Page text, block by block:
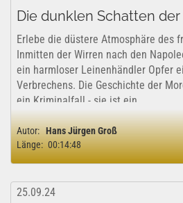
Die dunklen Schatten
Erlebe die düstere Atmosphäre des
Inmitten der Wirren nach den
ein harmloser Leinenhändler Opfer
Verbrechens. Die Geschichte der
ein Kriminalfall - sie ist ein...
Autor: Hans Jürgen Groß
Länge: 00:14:48
25.09.24